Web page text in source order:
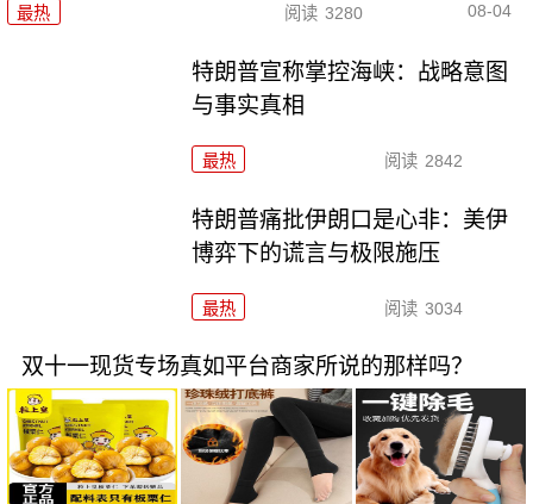
最热 阅读 3280 08-04
特朗普宣称掌控海峡：战略意图
与事实真相
最热 阅读 2842
特朗普痛批伊朗口是心非：美伊
博弈下的谎言与极限施压
最热 阅读 3034
双十一现货专场真如平台商家所说的那样吗？